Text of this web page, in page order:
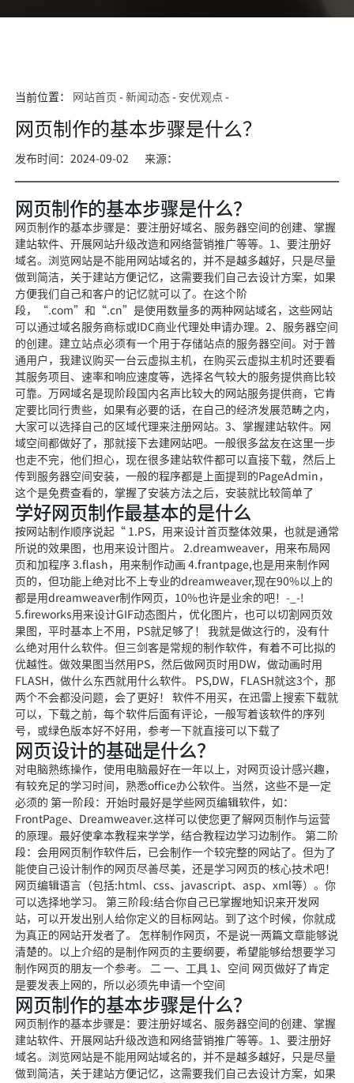
当前位置： 网站首页 -新闻动态- 安优观点 -
网页制作的基本步骤是什么？
发布时间：2024-09-02 来源：
网页制作的基本步骤是什么？
网页制作的基本步骤是：要注册好域名、服务器空间的创建、掌握
建站软件、开展网站升级改造和网络营销推广等等。1、要注册好
域名。浏览网站是不能用网站域名的，并不是越多越好，只是尽量
做到简洁，关于建站方便记忆，这需要我们自己去设计方案，如果
方便我们自己和客户的记忆就可以了。在这个阶
段，“.com”和“.cn”是使用数量多的两种网站域名，这些网站
可以通过域名服务商标或IDC商业代理处申请办理。2、服务器空间
的创建。建立站点必须有一个用于存储站点的服务器空间。对于普
通用户，我建议购买一台云虚拟主机，在购买云虚拟主机时还要看
其服务项目、速率和响应速度等，选择名气较大的服务提供商比较
可靠。万网域名是现阶段国内名声比较大的网站服务提供商，它肯
定要比同行贵些，如果有必要的话，在自己的经济发展范畴之内，
大家可以选择自己的区域代理来注册网站。3、掌握建站软件。网
域空间都做好了，那就接下去建网站吧。一般很多盆友在这里一步
也走不完，他们担心，现在很多建站软件都可以直接下载，然后上
传到服务器空间安装，一般的程序都是上面提到的PageAdmin，
这个是免费查看的，掌握了安装方法之后，安装就比较简单了
学好网页制作最基本的是什么
按网站制作顺序说起“ 1.PS，用来设计首页整体效果，也就是通常
所说的效果图，也用来设计图片。 2.dreamweaver，用来布局网
页和加程序 3.flash，用来制作动画 4.frantpage,也是用来制作网
页的，但功能上绝对比不上专业的dreamweaver,现在90%以上的
都是用dreamweaver制作网页，10%也许是业余的吧！-_-!
5.fireworks用来设计GIF动态图片，优化图片，也可以切割网页效
果图，平时基本上不用，PS就足够了！ 我就是做这行的，没有什
么绝对用什么软件。但三剑客是常规的制作软件，有着不可比拟的
优越性。做效果图当然用PS，然后做网页时用DW，做动画时用
FLASH，做什么东西就用什么软件。 PS,DW，FLASH就这3个，那
两个不会都没问题，会了更好！ 软件不用买，在迅雷上搜索下载就
可以，下载之前，每个软件后面有评论，一般写着该软件的序列
号，或绿色版本好不好用，参考一下就直接可以下载了
网页设计的基础是什么？
对电脑熟练操作，使用电脑最好在一年以上，对网页设计感兴趣，
有较充足的学习时间，熟悉office办公软件。当然，这些不是一定
必须的 第一阶段：开始时最好是学些网页编辑软件，如：
FrontPage、Dreamweaver.这样可以使您更了解网页制作与运营
的原理。最好使拿本教程来学学，结合教程边学习边制作。 第二阶
段：会用网页制作软件后，已会制作一个较完整的网站了。但为了
能使自己设计制作的网页尽善尽美，还是学习网页的核心技术吧！
网页编辑语言（包括:html、css、javascript、asp、xml等）。你
可以选择地学习。 第三阶段:结合你自己已掌握地知识来开发网
站，可以开发出别人给你定义的目标网站。到了这个时候，你就成
为真正的网站开发者了。 怎样制作网页，不是说一两篇文章能够说
清楚的。以上介绍的是制作网页的主要纲要，希望能够给想要学习
制作网页的朋友一个参考。 二 一、工具 1、空间 网页做好了肯定
是要发表上网的，所以必须先申请一个空间
网页制作的基本步骤是什么？
网页制作的基本步骤是：要注册好域名、服务器空间的创建、掌握
建站软件、开展网站升级改造和网络营销推广等等。1、要注册好
域名。浏览网站是不能用网站域名的，并不是越多越好，只是尽量
做到简洁，关于建站方便记忆，这需要我们自己去设计方案，如果